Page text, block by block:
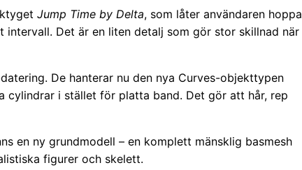
Jump Time by Delta, som låter användaren hoppa
Det är en liten detalj som gör stor skillnad när
De hanterar nu den nya Curves-objekttypen
cylindrar i stället för platta band. Det gör att hår, rep
en ny grundmodell – en komplett mänsklig basmesh
figurer och skelett.